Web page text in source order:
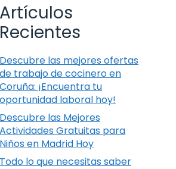
Artículos
Recientes
Descubre las mejores ofertas
de trabajo de cocinero en
Coruña: ¡Encuentra tu
oportunidad laboral hoy!
Descubre las Mejores
Actividades Gratuitas para
Niños en Madrid Hoy
Todo lo que necesitas saber